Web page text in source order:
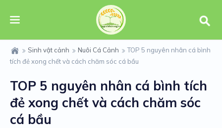
Sinh vật cảnh Nuôi Cá Cảnh
TOP 5 nguyên nhân cá bình
tích đẻ xong chết và cách chăm sóc cá bầu
TOP 5 nguyên nhân cá bình tích
đẻ xong chết và cách chăm sóc
cá bầu